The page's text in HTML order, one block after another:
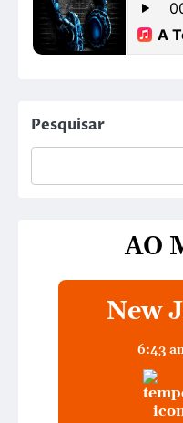
Pesquisar
AO
New
6:43